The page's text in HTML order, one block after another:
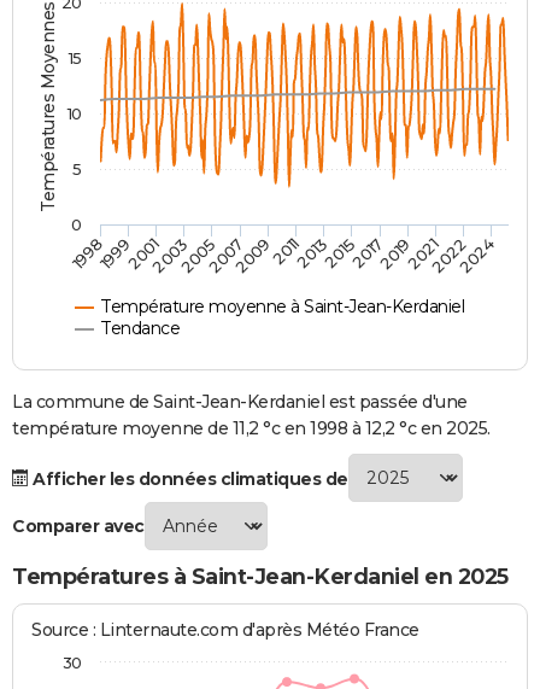
Destinations
City break
Voyage nature
Voyage de noces
Forum
Climat
PHOTO
GUIDES D'ACHAT
BONS PLANS
CARTE DE VOEUX
Carte de Noël
Carte Bonne année
Carte Saint-Valentin
Carte Pâques
Carte d'anniversaire
DICTIONNAIRE
Dictionnaire
Biographies
Citations
Expressions
Proverbes
PROGRAMME TV
COPAINS D'AVANT
S'inscrire
Se connecter
Lycées
Collèges
Primaires
Universités
Entreprises
Service militaire
Avis de recherche
AVIS DE DÉCÈS
FORUM
Températures Moyennes ( °C )
Température moyenne à Saint-Jean-Kerdaniel
Tendance
199819992001200320052007200920112013201520172019202120222024
0
5
10
15
La commune de Saint-Jean-Kerdaniel est passée d'une
température moyenne de 11,2 °c en 1998 à 12,2 °c en 2025.
Afficher les données climatiques de
Comparer avec
Températures à Saint-Jean-Kerdaniel en 2025
Source : Linternaute.com d'après Météo France
30